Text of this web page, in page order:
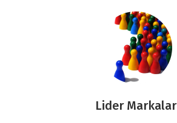
Lider Markalar